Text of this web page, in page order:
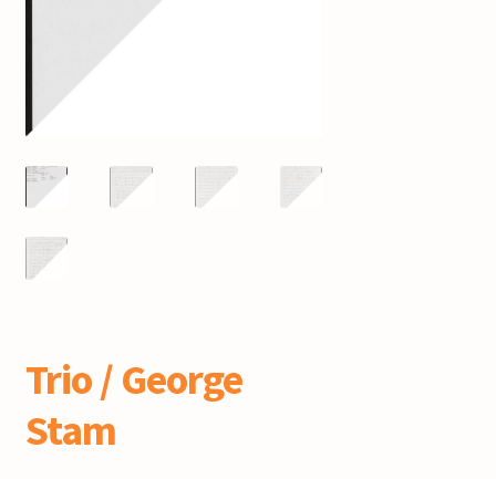
Trio / George
Stam